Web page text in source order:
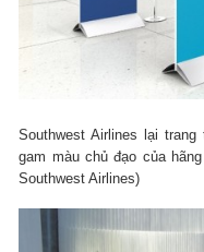
Southwest Airlines lại
gam màu chủ đạo của
Southwest Airlines)